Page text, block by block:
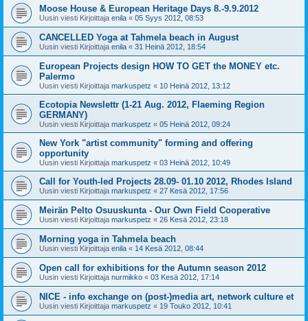
Moose House & European Heritage Days 8.-9.9.2012
Uusin viesti Kirjoittaja enila « 05 Syys 2012, 08:53
CANCELLED Yoga at Tahmela beach in August
Uusin viesti Kirjoittaja enila « 31 Heinä 2012, 18:54
European Projects design HOW TO GET the MONEY etc.
Palermo
Uusin viesti Kirjoittaja markuspetz « 10 Heinä 2012, 13:12
Ecotopia Newslettr (1-21 Aug. 2012, Flaeming Region
GERMANY)
Uusin viesti Kirjoittaja markuspetz « 05 Heinä 2012, 09:24
New York "artist community" forming and offering
opportunity
Uusin viesti Kirjoittaja markuspetz « 03 Heinä 2012, 10:49
Call for Youth-led Projects 28.09- 01.10 2012, Rhodes Island
Uusin viesti Kirjoittaja markuspetz « 27 Kesä 2012, 17:56
Meirän Pelto Osuuskunta - Our Own Field Cooperative
Uusin viesti Kirjoittaja markuspetz « 26 Kesä 2012, 23:18
Morning yoga in Tahmela beach
Uusin viesti Kirjoittaja enila « 14 Kesä 2012, 08:44
Open call for exhibitions for the Autumn season 2012
Uusin viesti Kirjoittaja nurmikko « 03 Kesä 2012, 17:14
NICE - info exchange on (post-)media art, network culture et
Uusin viesti Kirjoittaja markuspetz « 19 Touko 2012, 10:41